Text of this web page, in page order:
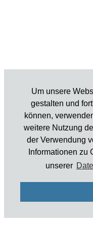
Um unsere
gestalten und
können,
weitere Nutzung
der Verwendung
Informationen zu
unserer